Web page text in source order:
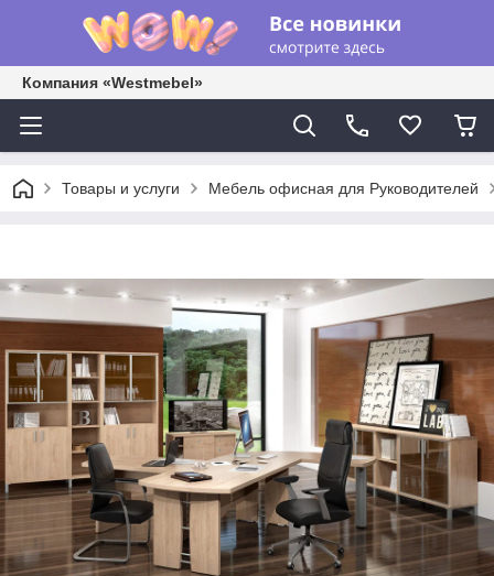
Компания «Westmebel»
Товары и услуги Мебель офисная для Руководителей